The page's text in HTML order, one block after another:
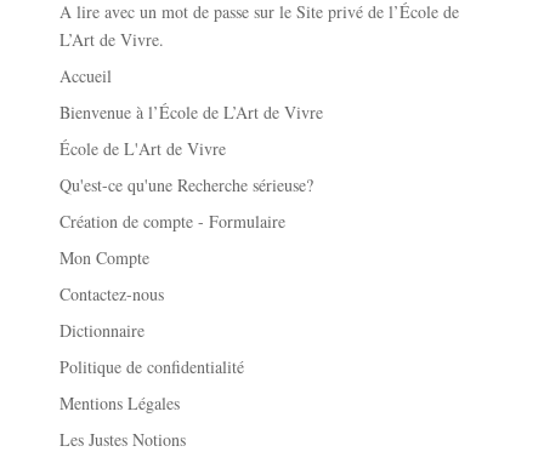
A lire avec un mot de passe sur le Site privé de l’École de
L’Art de Vivre.
Accueil
Bienvenue à l’École de L’Art de Vivre
École de L'Art de Vivre
Qu'est-ce qu'une Recherche sérieuse?
Création de compte - Formulaire
Mon Compte
Contactez-nous
Dictionnaire
Politique de confidentialité
Mentions Légales
Les Justes Notions